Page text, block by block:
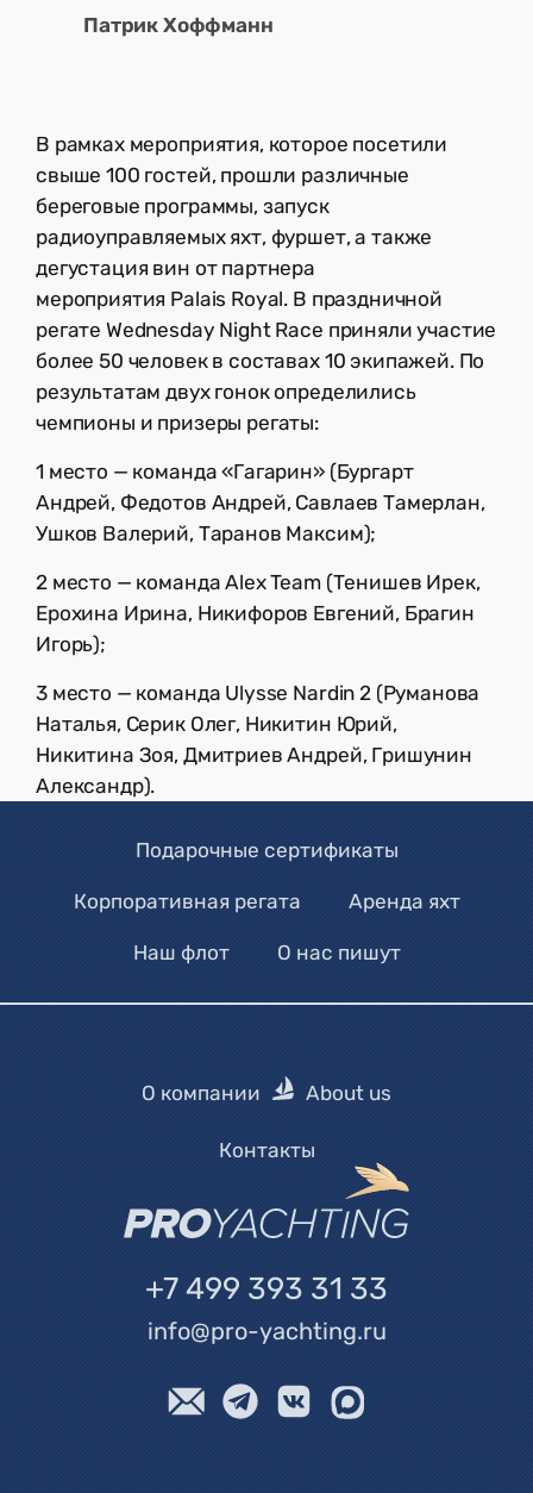
Патрик Хоффманн
В рамках мероприятия, которое посетили
свыше 100 гостей, прошли различные
береговые программы, запуск
радиоуправляемых яхт, фуршет, а также
дегустация вин от партнера
мероприятия Palais Royal. В праздничной
регате Wednesday Night Race приняли участие
более 50 человек в составах 10 экипажей. По
результатам двух гонок определились
чемпионы и призеры регаты:
1 место — команда «Гагарин» (Бургарт
Андрей, Федотов Андрей, Савлаев Тамерлан,
Ушков Валерий, Таранов Максим);
2 место — команда Alex Team (Тенишев Ирек,
Ерохина Ирина, Никифоров Евгений, Брагин
Игорь);
3 место — команда Ulysse Nardin 2 (Руманова
Наталья, Серик Олег, Никитин Юрий,
Никитина Зоя, Дмитриев Андрей, Гришунин
Александр).
Подарочные сертификаты
Корпоративная регата Аренда яхт
Наш флот О нас пишут
О компании About us
Контакты
+7 499 393 31 33
info@pro-yachting.ru